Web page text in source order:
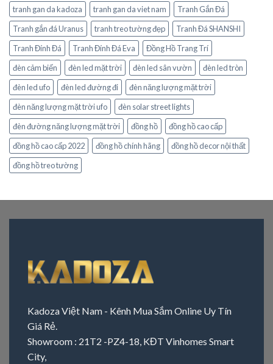
tranh gan da kadoza
tranh gan da viet nam
Tranh Gắn Đá
Tranh gắn đá Uranus
tranh treo tường đẹp
Tranh Đá SHANSHI
Tranh Đính Đá
Tranh Đính Đá Eva
Đồng Hồ Trang Trí
đèn cảm biến
đèn led mặt trời đèn led sân vườn
đèn led tròn
đèn led ufo
đèn led đường đi
đèn năng lượng mặt trời
đèn năng lượng mặt trời ufo
đèn solar street lights
đèn đường năng lượng mặt trời
đồng hồ
đồng hồ cao cấp
đồng hồ cao cấp 2022
đồng hồ chính hãng
đồng hồ decor nội thất
đồng hồ treo tường
Kadoza Việt Nam - Kênh Mua Sắm Online Uy Tín
Giá Rẻ.
Showroom : 21T2 -PZ4-18, KĐT Vinhomes Smart
City,